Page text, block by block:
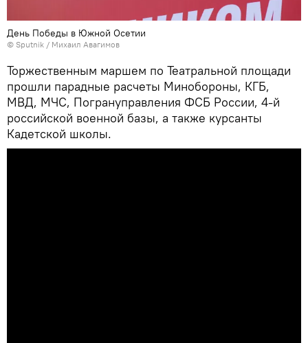
День Победы в Южной Осетии
© Sputnik / Михаил Авагимов
Торжественным маршем по Театральной площади
прошли парадные расчеты Минобороны, КГБ,
МВД, МЧС, Погрануправления ФСБ России, 4-й
российской военной базы, а также курсанты
Кадетской школы.